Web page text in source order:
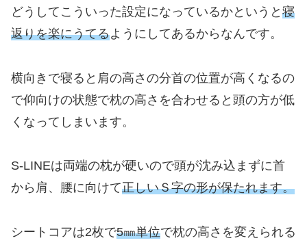
どうしてこういった設定になっているかというと 寝
返りを楽にうてるようにしてあるからなんです。
横向きで寝ると肩の高さの分首の位置が高くなるの
で仰向けの状態で枕の高さを合わせると頭の方が低
くなってしまいます。
S-LINEは両端の枕が硬いので頭が沈み込まずに首
から肩、腰に向けて正しいＳ字の形が保たれます。
シートコアは2枚で5㎜単位で枕の高さを変えられる